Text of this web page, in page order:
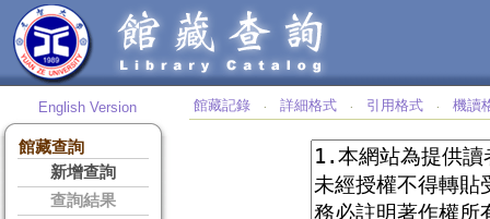
English Version
館藏查詢
新增查詢
查詢結果
館藏記錄 ‧ 詳細格式 ‧ 引用格式 ‧ 機讀